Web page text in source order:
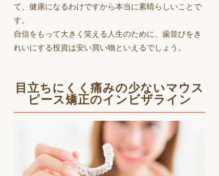
て、健康になるわけですから本当に素晴らしいことで
す。
自信をもって大きく笑える人生のために、歯並びをき
れいにする投資は安い買い物といえるでしょう。
目立ちにくく痛みの少ないマウス
ピース矯正のインビザライン